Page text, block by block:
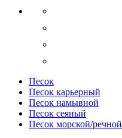
Песок
Песок карьерный
Песок намывной
Песок сеяный
Песок морской/речной